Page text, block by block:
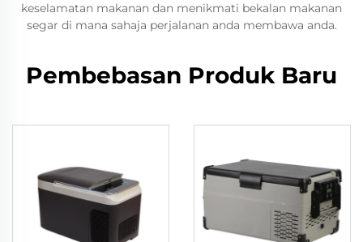
keselamatan makanan dan menikmati bekalan makanan
segar di mana sahaja perjalanan anda membawa anda.
Pembebasan Produk Baru